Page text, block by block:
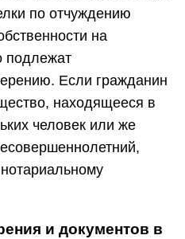
по отчуждению
на
подлежат
Если гражданин
находящееся в
человек или же
и документов в